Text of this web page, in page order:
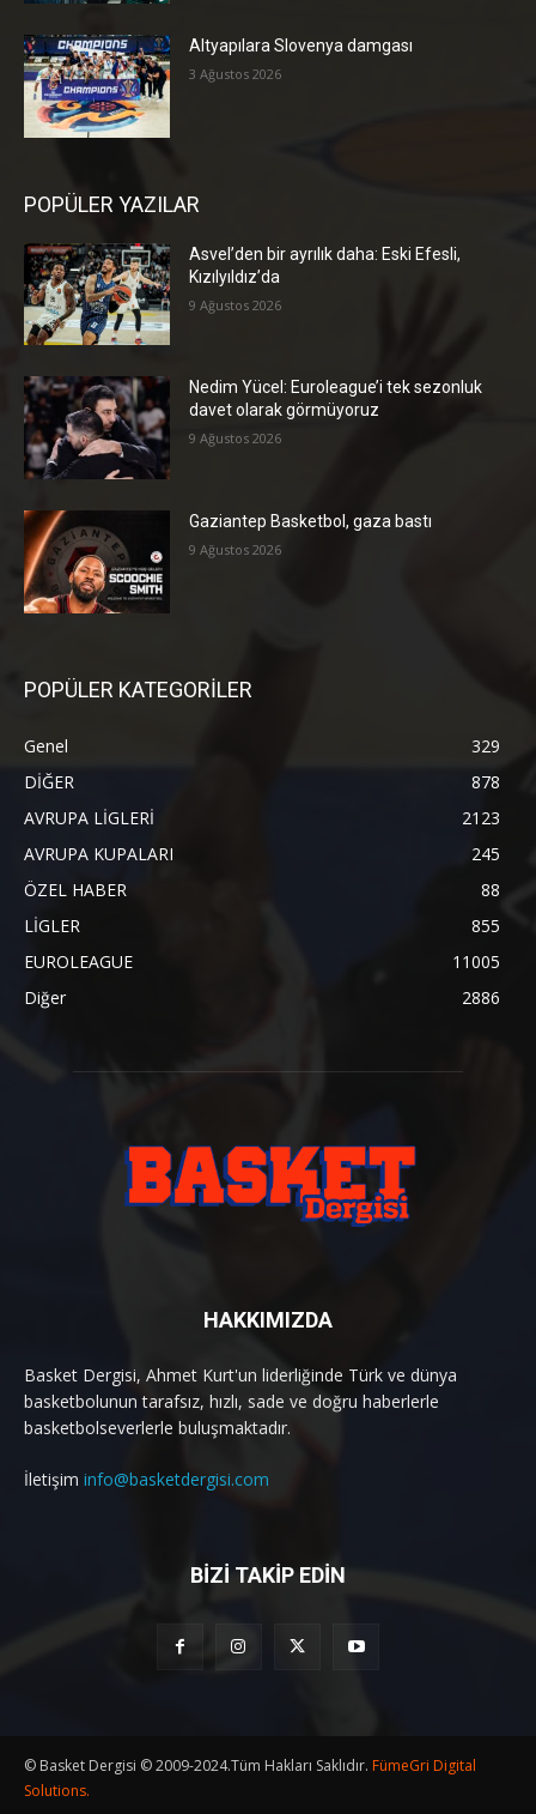
Altyapılara Slovenya damgası
3 Ağustos 2026
POPÜLER YAZILAR
Asvel’den bir ayrılık daha: Eski Efesli,
Kızılyıldız’da
9 Ağustos 2026
Nedim Yücel: Euroleague’i tek sezonluk
davet olarak görmüyoruz
9 Ağustos 2026
Gaziantep Basketbol, gaza bastı
9 Ağustos 2026
POPÜLER KATEGORİLER
Genel
329
DİĞER
878
AVRUPA LİGLERİ
2123
AVRUPA KUPALARI
245
ÖZEL HABER
88
LİGLER
855
EUROLEAGUE
11005
Diğer
2886
HAKKIMIZDA
Basket Dergisi, Ahmet Kurt'un liderliğinde Türk ve dünya
basketbolunun tarafsız, hızlı, sade ve doğru haberlerle
basketbolseverlerle buluşmaktadır.
İletişim info@basketdergisi.com
BİZİ TAKİP EDİN
© Basket Dergisi © 2009-2024.Tüm Hakları Saklıdır. FümeGri Digital
Solutions.